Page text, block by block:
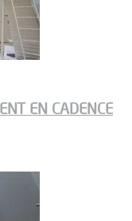
EN CADENCE